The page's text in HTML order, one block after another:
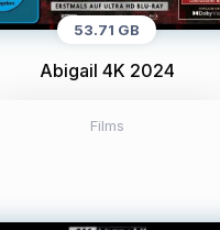
53.71 GB
Abigail 4K 2024
Films